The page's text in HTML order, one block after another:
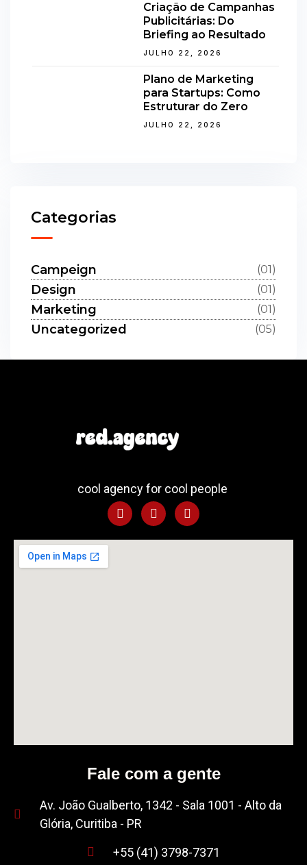
Criação de Campanhas
Publicitárias: Do
Briefing ao Resultado
JULHO 22, 2026
Plano de Marketing
para Startups: Como
Estruturar do Zero
JULHO 22, 2026
Categorias
Campeign (01)
Design (01)
Marketing (01)
Uncategorized (05)
cool agency for cool people
Fale com a gente
Av. João Gualberto, 1342 - Sala 1001 - Alto da
Glória, Curitiba - PR
+55 (41) 3798-7371